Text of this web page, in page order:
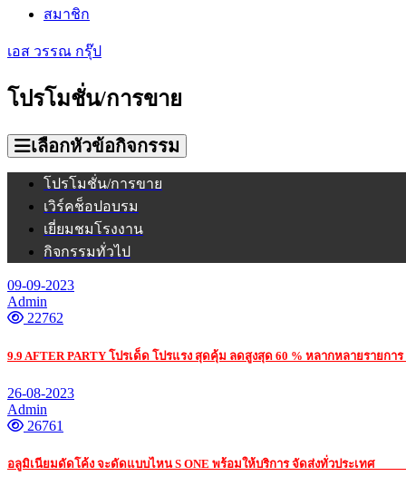
สมาชิก
เอส วรรณ กรุ๊ป
โปรโมชั่น/การขาย
เลือกหัวข้อกิจกรรม
โปรโมชั่น/การขาย
เวิร์คช็อปอบรม
เยี่ยมชมโรงงาน
กิจกรรมทั่วไป
09-09-2023
Admin
22762
9.9 AFTER PARTY โปรเด็ด โปรแรง สุดคุ้ม ลดสูงสุด 60 % หลากหลายรายการ
26-08-2023
Admin
26761
อลูมิเนียมดัดโค้ง จะดัดแบบไหน S ONE พร้อมให้บริการ จัดส่งทั่วประเทศ